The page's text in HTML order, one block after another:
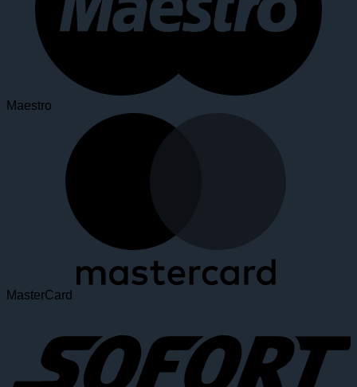
Maestro
MasterCard